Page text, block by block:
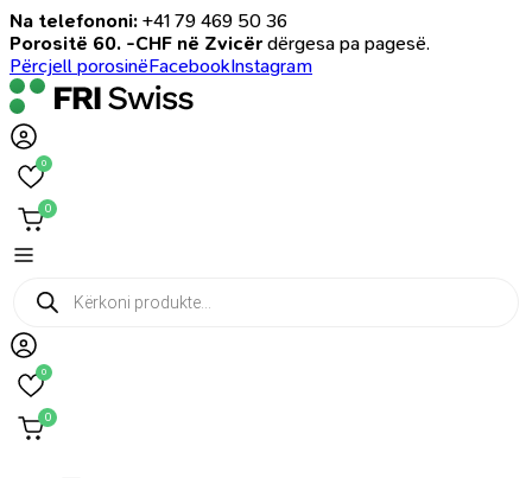
Na telefononi: +41 79 469 50 36
Porositë 60. -CHF në Zvicër dërgesa pa pagesë.
Përcjell porosinëFacebookInstagram
0
0
Products
search
0
0